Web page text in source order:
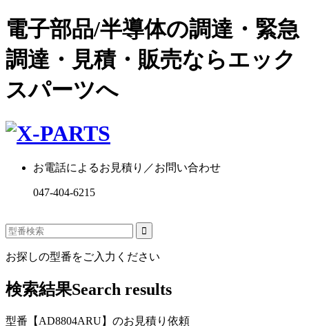
電子部品/半導体の調達・緊急
調達・見積・販売ならエック
スパーツへ
お電話によるお見積り／お問い合わせ
047-404-6215
お探しの型番をご入力ください
検索結果Search results
型番【AD8804ARU】のお見積り依頼